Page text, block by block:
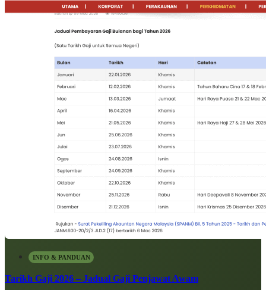
INFO & PANDUAN
Tarikh Gaji 2026 – Jadual Gaji Penjawat Awam